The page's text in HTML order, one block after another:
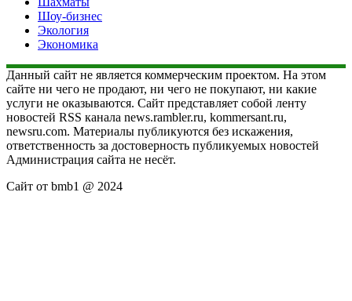
Шоу-бизнес
Экология
Экономика
Данный сайт не является коммерческим проектом. На этом
сайте ни чего не продают, ни чего не покупают, ни какие
услуги не оказываются. Сайт представляет собой ленту
новостей RSS канала news.rambler.ru, kommersant.ru,
newsru.com. Материалы публикуются без искажения,
ответственность за достоверность публикуемых новостей
Администрация сайта не несёт.
Сайт от bmb1 @ 2024